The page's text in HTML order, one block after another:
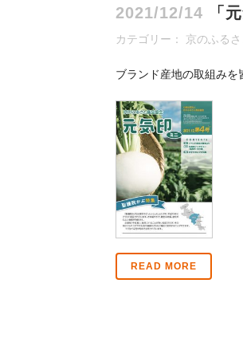
2021/12/14 「
カテゴリー： 京のふる
ブランド産地の取組みを
READ MORE